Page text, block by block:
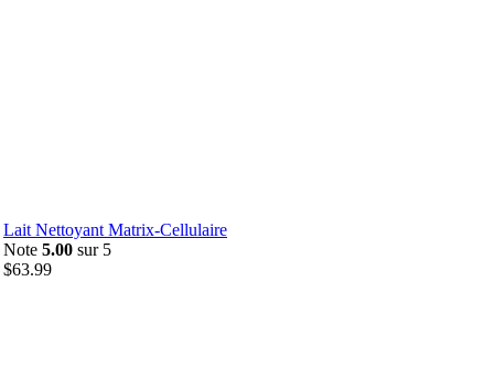
Lait Nettoyant Matrix-Cellulaire
Note 5.00 sur 5
$63.99